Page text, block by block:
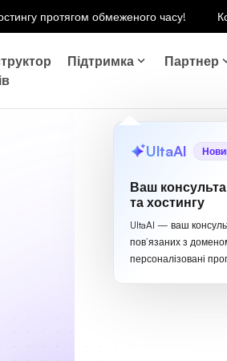
протягом обмеженого часу!
Підтримка Партнер
UltaAI
Ваш
та хостингу
UltaAI — ваш
пов’язаних з
персоналізовані